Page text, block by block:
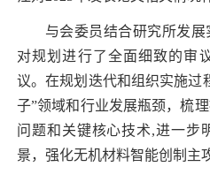
与会委员结合研究所发展
对规划进行了全面细致的审
议。在规划迭代和组织实施过
子”领域和行业发展瓶颈，梳
问题和关键核心技术,进一步
景，强化无机材料智能创制主